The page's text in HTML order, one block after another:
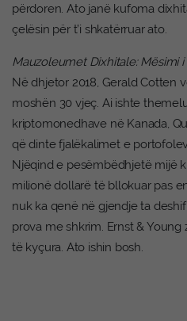
përdoren. Ato janë kufoma
çelësin për t’i shkatërruar ato.
Mauzoleumet Dixhitale: Mësimi i
Në dhjetor 2018, Gerald Cotten
moshën 30 vjeç. Ai ishte
kriptomonedhave në Kanada,
që dinte fjalëkalimet e
Njëqind e pesëmbëdhjetë mijë
milionë dollarë të bllokuar pas
nuk ka qenë në gjendje ta
prova me shkrim. Ernst &
të kyçura. Ato ishin bosh.